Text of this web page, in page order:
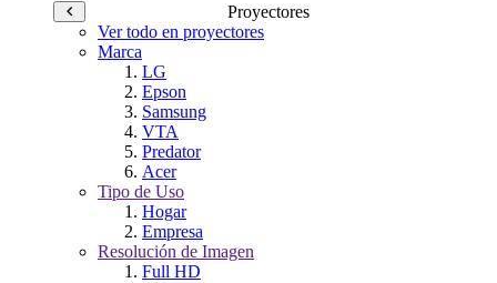
Proyectores
Ver todo en proyectores
Marca
LG
Epson
Samsung
VTA
Predator
Acer
Tipo de Uso
Hogar
Empresa
Resolución de Imagen
Full HD